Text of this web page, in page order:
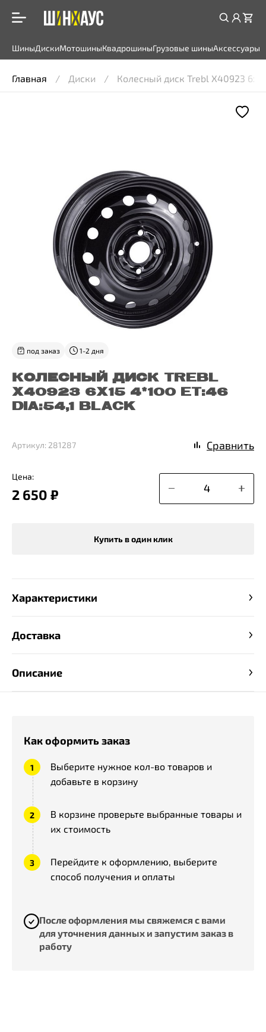
ШиныДискиМотошиныКвадрошиныГрузовые шиныАксессуары
Главная Диски Колесный диск Trebl X40923
КОЛЕСНЫЙ ДИСК TREBL
X40923 6X15 4*100 ET:46
DIA:54,1 BLACK
под заказ 1-2 дня
Цена:
2 650 ₽
Купить в один клик
Артикул: 281287 Сравнить
Как оформить заказ
Выберите нужное кол-во товаров и
добавьте в корзину
В корзине проверьте выбранные товары и
их стоимость
Перейдите к оформлению, выберите
способ получения и оплаты
После оформления мы свяжемся с вами
для уточнения данных и запустим заказ в
работу
Характеристики
Доставка
Описание